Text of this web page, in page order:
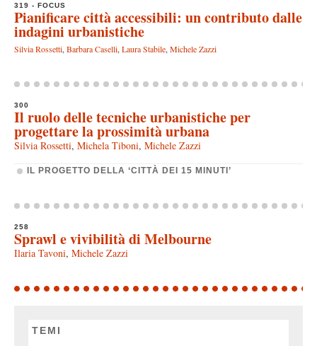
319 - FOCUS
Pianificare città accessibili: un contributo dalle
indagini urbanistiche
Silvia Rossetti, Barbara Caselli, Laura Stabile, Michele Zazzi
300
Il ruolo delle tecniche urbanistiche per
progettare la prossimità urbana
Silvia Rossetti, Michela Tiboni, Michele Zazzi
IL PROGETTO DELLA ‘CITTÀ DEI 15 MINUTI’
258
Sprawl e vivibilità di Melbourne
Ilaria Tavoni, Michele Zazzi
TEMI